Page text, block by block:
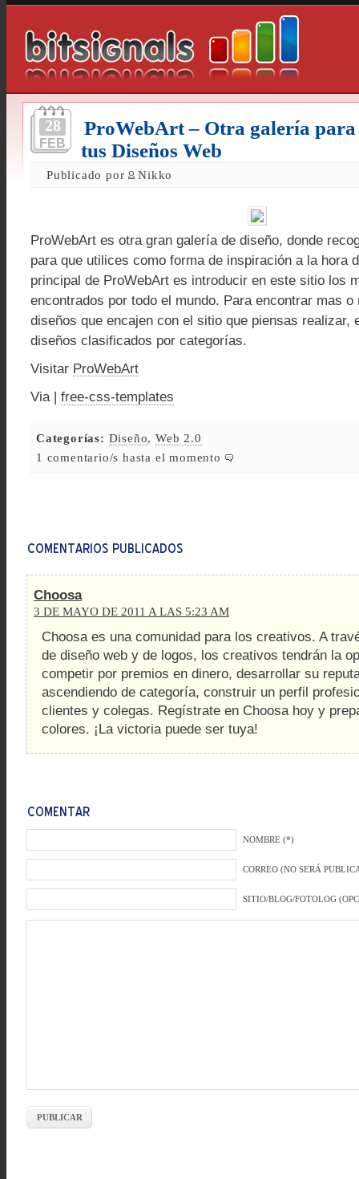
28
FEB
ProWebArt – Otra galería
tus Diseños Web
Publicado por Nikko
ProWebArt es otra gran galería de diseño, donde
para que utilices como forma de inspiración a la hora
principal de ProWebArt es introducir en este sitio los
encontrados por todo el mundo. Para encontrar mas
diseños que encajen con el sitio que piensas realizar,
diseños clasificados por categorías.
Visitar ProWebArt
Via | free-css-templates
Categorías: Diseño,Web 2.0
1 comentario/s hasta el momento
Choosa
3 DE MAYO DE 2011 A LAS 5:23 AM
Choosa es una comunidad para los creativos. A
de diseño web y de logos, los creativos tendrán la
competir por premios en dinero, desarrollar su
ascendiendo de categoría, construir un perfil
clientes y colegas. Regístrate en Choosa hoy y
colores. ¡La victoria puede ser tuya!
NOMBRE (*)
CORREO (NO SERÁ
SITIO/BLOG/FOTOLOG